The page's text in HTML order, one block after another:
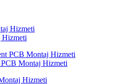
Montaj Hizmeti